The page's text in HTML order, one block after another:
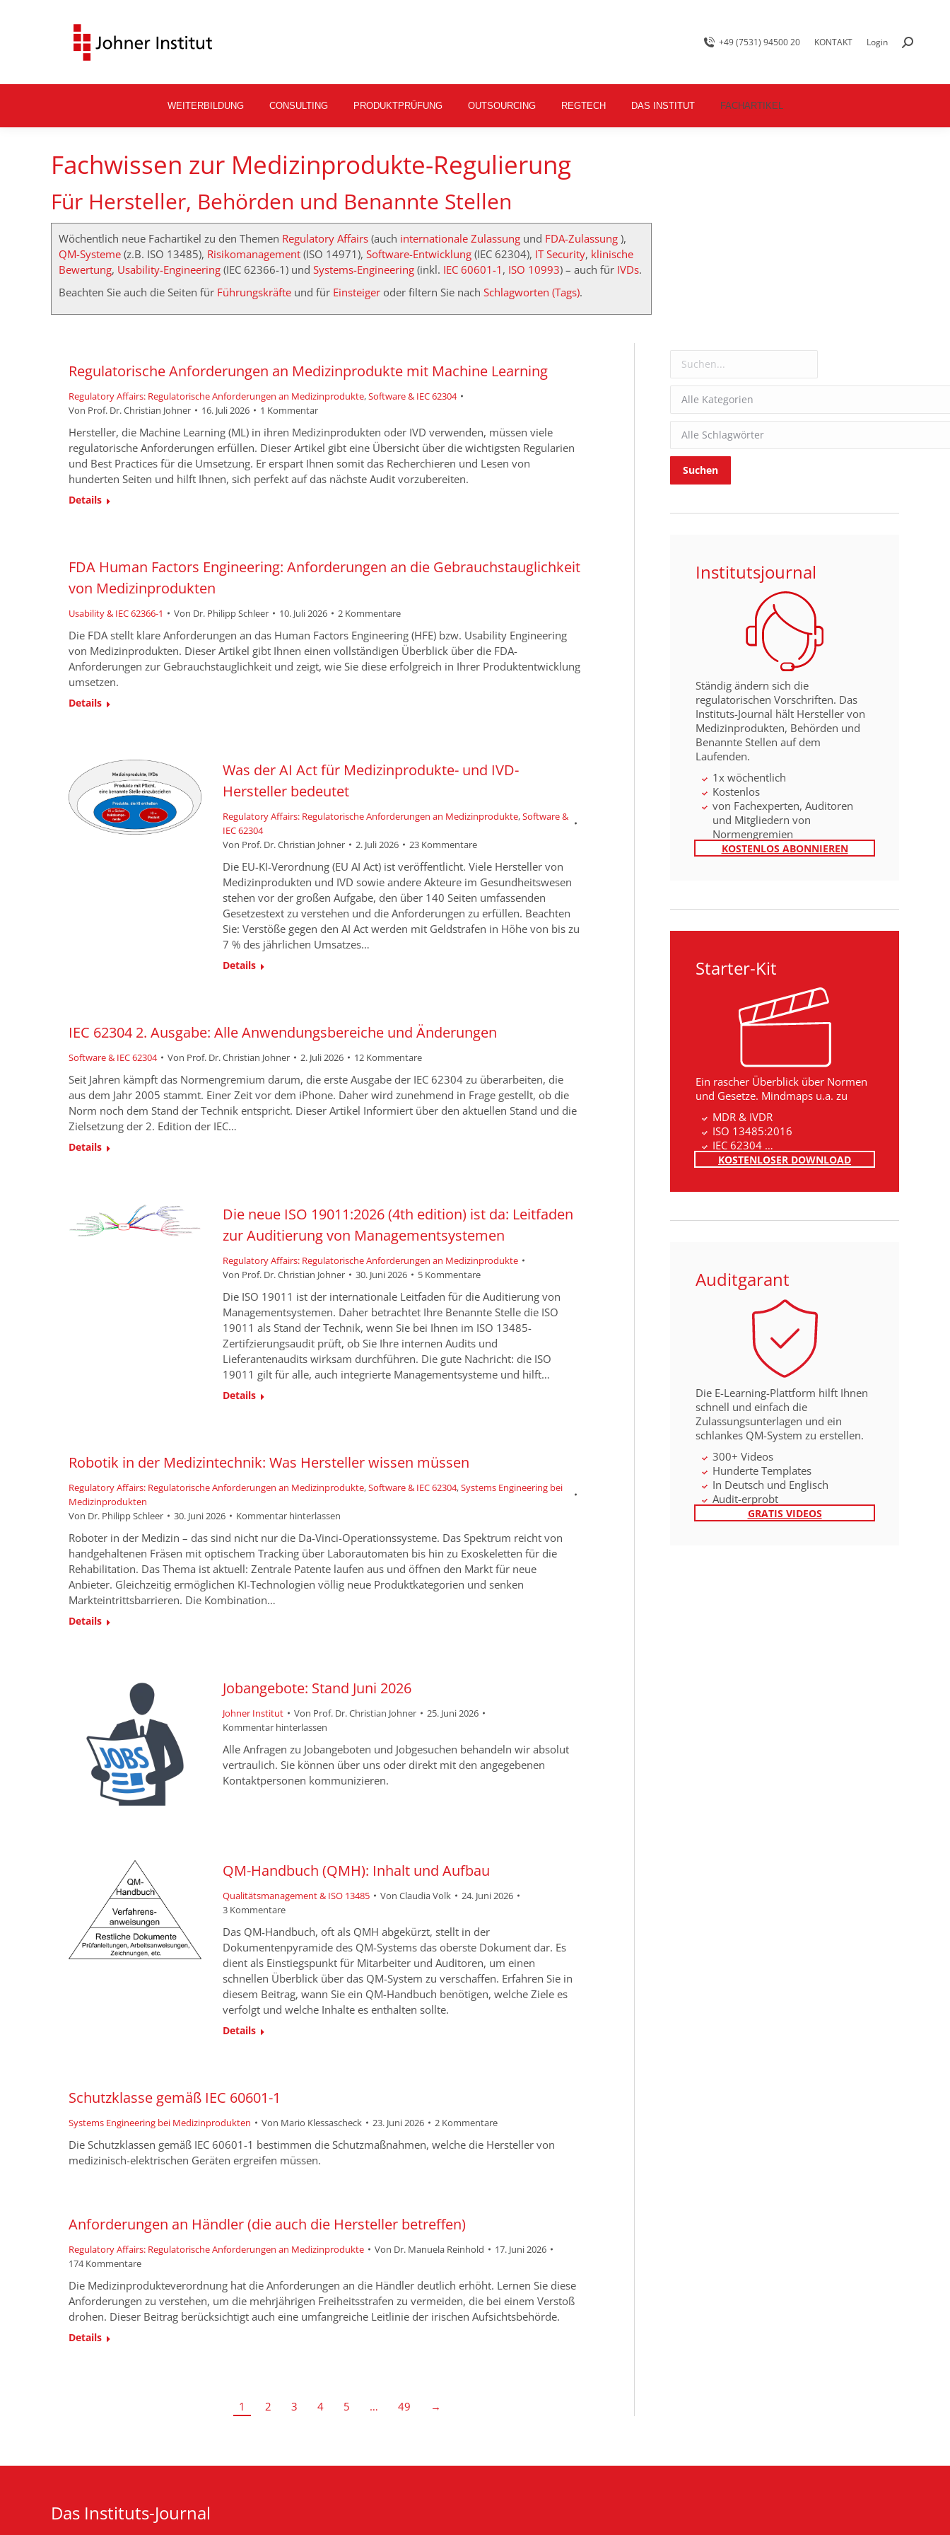
+49 (7531) 94500 20 KONTAKT Login
WEITERBILDUNG CONSULTING PRODUKTPRÜFUNG OUTSOURCING REGTECH DAS INSTITUT FACHARTIKEL
Fachwissen zur Medizinprodukte-Regulierung
Für Hersteller, Behörden und Benannte Stellen
Wöchentlich neue Fachartikel zu den Themen Regulatory Affairs (auch internationale Zulassung und FDA-Zulassung ),
QM-Systeme (z.B. ISO 13485), Risikomanagement (ISO 14971), Software-Entwicklung (IEC 62304), IT Security, klinische
Bewertung, Usability-Engineering (IEC 62366-1) und Systems-Engineering (inkl. IEC 60601-1 , ISO 10993) – auch für IVDs.
Beachten Sie auch die Seiten für Führungskräfte und für Einsteiger oder filtern Sie nach Schlagworten (Tags).
Regulatorische Anforderungen an Medizinprodukte mit Machine Learning
Regulatory Affairs: Regulatorische Anforderungen an Medizinprodukte,Software & IEC 62304
Von Prof. Dr. Christian Johner 16. Juli 2026 1 Kommentar
Hersteller, die Machine Learning (ML) in ihren Medizinprodukten oder IVD verwenden, müssen viele
regulatorische Anforderungen erfüllen. Dieser Artikel gibt eine Übersicht über die wichtigsten Regularien
und Best Practices für die Umsetzung. Er erspart Ihnen somit das Recherchieren und Lesen von
hunderten Seiten und hilft Ihnen, sich perfekt auf das nächste Audit vorzubereiten.
Details
FDA Human Factors Engineering: Anforderungen an die Gebrauchstauglichkeit
von Medizinprodukten
Usability & IEC 62366-1 Von Dr. Philipp Schleer 10. Juli 2026 2 Kommentare
Die FDA stellt klare Anforderungen an das Human Factors Engineering (HFE) bzw. Usability Engineering
von Medizinprodukten. Dieser Artikel gibt Ihnen einen vollständigen Überblick über die FDA-
Anforderungen zur Gebrauchstauglichkeit und zeigt, wie Sie diese erfolgreich in Ihrer Produktentwicklung
umsetzen.
Details
Was der AI Act für Medizinprodukte- und IVD-
Hersteller bedeutet
Regulatory Affairs: Regulatorische Anforderungen an Medizinprodukte,Software &
IEC 62304
Von Prof. Dr. Christian Johner 2. Juli 2026 23 Kommentare
Die EU-KI-Verordnung (EU AI Act) ist veröffentlicht. Viele Hersteller von
Medizinprodukten und IVD sowie andere Akteure im Gesundheitswesen
stehen vor der großen Aufgabe, den über 140 Seiten umfassenden
Gesetzestext zu verstehen und die Anforderungen zu erfüllen. Beachten
Sie: Verstöße gegen den AI Act werden mit Geldstrafen in Höhe von bis zu
7 % des jährlichen Umsatzes…
Details
IEC 62304 2. Ausgabe: Alle Anwendungsbereiche und Änderungen
Software & IEC 62304 Von Prof. Dr. Christian Johner 2. Juli 2026 12 Kommentare
Seit Jahren kämpft das Normengremium darum, die erste Ausgabe der IEC 62304 zu überarbeiten, die
aus dem Jahr 2005 stammt. Einer Zeit vor dem iPhone. Daher wird zunehmend in Frage gestellt, ob die
Norm noch dem Stand der Technik entspricht. Dieser Artikel Informiert über den aktuellen Stand und die
Zielsetzung der 2. Edition der IEC…
Details
Die neue ISO 19011:2026 (4th edition) ist da: Leitfaden
zur Auditierung von Managementsystemen
Regulatory Affairs: Regulatorische Anforderungen an Medizinprodukte
Von Prof. Dr. Christian Johner 30. Juni 2026 5 Kommentare
Die ISO 19011 ist der internationale Leitfaden für die Auditierung von
Managementsystemen. Daher betrachtet Ihre Benannte Stelle die ISO
19011 als Stand der Technik, wenn Sie bei Ihnen im ISO 13485-
Zertifzierungsaudit prüft, ob Sie Ihre internen Audits und
Lieferantenaudits wirksam durchführen. Die gute Nachricht: die ISO
19011 gilt für alle, auch integrierte Managementsysteme und hilft…
Details
Robotik in der Medizintechnik: Was Hersteller wissen müssen
Regulatory Affairs: Regulatorische Anforderungen an Medizinprodukte,Software & IEC 62304,Systems Engineering bei
Medizinprodukten
Von Dr. Philipp Schleer 30. Juni 2026 Kommentar hinterlassen
Roboter in der Medizin – das sind nicht nur die Da-Vinci-Operationssysteme. Das Spektrum reicht von
handgehaltenen Fräsen mit optischem Tracking über Laborautomaten bis hin zu Exoskeletten für die
Rehabilitation. Das Thema ist aktuell: Zentrale Patente laufen aus und öffnen den Markt für neue
Anbieter. Gleichzeitig ermöglichen KI-Technologien völlig neue Produktkategorien und senken
Markteintrittsbarrieren. Die Kombination…
Details
Jobangebote: Stand Juni 2026
Johner Institut Von Prof. Dr. Christian Johner
25. Juni 2026
Kommentar hinterlassen
Alle Anfragen zu Jobangeboten und Jobgesuchen behandeln wir absolut
vertraulich. Sie können über uns oder direkt mit den angegebenen
Kontaktpersonen kommunizieren.
QM-Handbuch (QMH): Inhalt und Aufbau
Qualitätsmanagement & ISO 13485 Von Claudia Volk
24. Juni 2026
3 Kommentare
Das QM-Handbuch, oft als QMH abgekürzt, stellt in der
Dokumentenpyramide des QM-Systems das oberste Dokument dar. Es
dient als Einstiegspunkt für Mitarbeiter und Auditoren, um einen
schnellen Überblick über das QM-System zu verschaffen. Erfahren Sie in
diesem Beitrag, wann Sie ein QM-Handbuch benötigen, welche Ziele es
verfolgt und welche Inhalte es enthalten sollte.
Details
Schutzklasse gemäß IEC 60601-1
Systems Engineering bei Medizinprodukten Von Mario Klessascheck 23. Juni 2026 2 Kommentare
Die Schutzklassen gemäß IEC 60601-1 bestimmen die Schutzmaßnahmen, welche die Hersteller von
medizinisch-elektrischen Geräten ergreifen müssen.
Anforderungen an Händler (die auch die Hersteller betreffen)
Regulatory Affairs: Regulatorische Anforderungen an Medizinprodukte Von Dr. Manuela Reinhold
17. Juni 2026
174 Kommentare
Die Medizinprodukteverordnung hat die Anforderungen an die Händler deutlich erhöht. Lernen Sie diese
Anforderungen zu verstehen, um die mehrjährigen Freiheitsstrafen zu vermeiden, die bei einem Verstoß
drohen. Dieser Beitrag berücksichtigt auch eine umfangreiche Leitlinie der irischen Aufsichtsbehörde.
Details
1 2 3 4 5 … 49 →
Institutsjournal
Ständig ändern sich die
regulatorischen Vorschriften. Das
Instituts-Journal hält Hersteller von
Medizinprodukten, Behörden und
Benannte Stellen auf dem
Laufenden.
1x wöchentlich
Kostenlos
von Fachexperten, Auditoren
und Mitgliedern von
Normengremien
KOSTENLOS ABONNIEREN
Starter-Kit
Ein rascher Überblick über Normen
und Gesetze. Mindmaps u.a. zu
MDR & IVDR
ISO 13485:2016
IEC 62304 …
KOSTENLOSER DOWNLOAD
Auditgarant
Die E-Learning-Plattform hilft Ihnen
schnell und einfach die
Zulassungsunterlagen und ein
schlankes QM-System zu erstellen.
300+ Videos
Hunderte Templates
In Deutsch und Englisch
Audit-erprobt
GRATIS VIDEOS
Das Instituts-Journal